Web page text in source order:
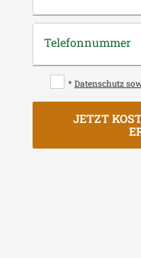
Telefonnummer
* Datenschutz
JETZT